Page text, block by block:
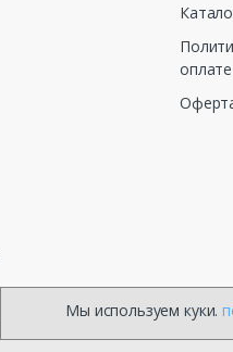
Мы используем куки.